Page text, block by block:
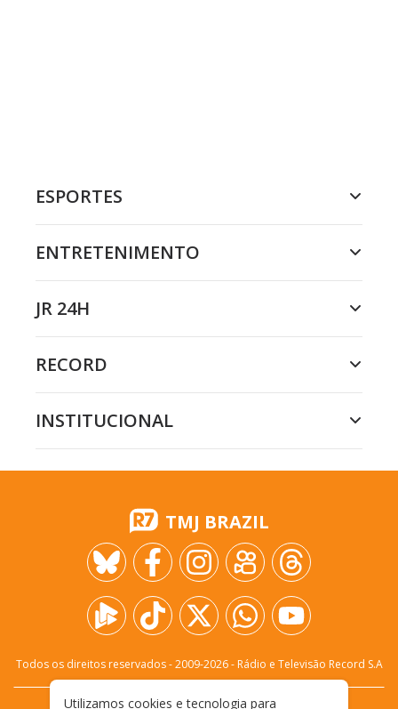
ESPORTES
ENTRETENIMENTO
JR 24H
RECORD
INSTITUCIONAL
TMJ BRAZIL
Todos os direitos reservados - 2009-2026- Rádio e Televisão Record S.A
Utilizamos cookies e tecnologia para